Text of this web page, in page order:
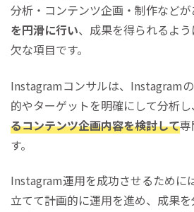
分析・コンテンツ企画・制作などが
を円滑に行い、成果を得られるよ
欠な項目です。
Instagramコンサルは、Instagram
的やターゲットを明確にして分析し、
るコンテンツ企画内容を検討して
す。
Instagram運用を成功させるために
立てて計画的に運用を進め、成果